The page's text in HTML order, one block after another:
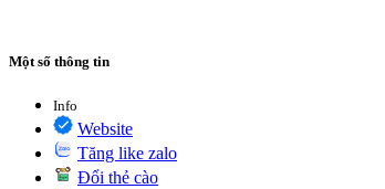
Một số thông tin
Info
Website
Tăng like zalo
Đổi thẻ cào